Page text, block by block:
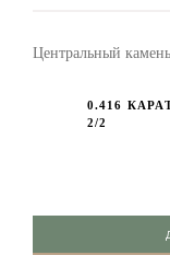
Центральный камень
0.416
2/2